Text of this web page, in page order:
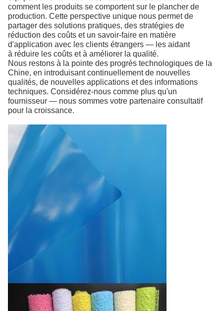
comment les produits se comportent sur le plancher de
production. Cette perspective unique nous permet de
partager des solutions pratiques, des stratégies de
réduction des coûts et un savoir-faire en matière
d'application avec les clients étrangers — les aidant
à réduire les coûts et à améliorer la qualité.
Nous restons à la pointe des progrès technologiques de la
Chine, en introduisant continuellement de nouvelles
qualités, de nouvelles applications et des informations
techniques. Considérez-nous comme plus qu'un
fournisseur — nous sommes votre partenaire consultatif
pour la croissance.